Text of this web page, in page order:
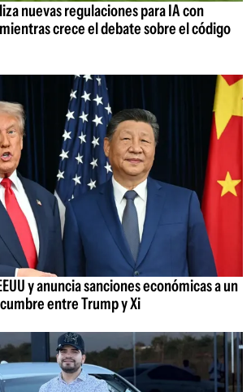
nuevas regulaciones para IA con
crece el debate sobre el código
y anuncia sanciones económicas a un
entre Trump y Xi